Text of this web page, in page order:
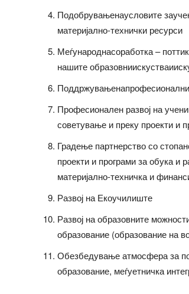
Подобрувањенаусловите
материјално-технички ресурси
Меѓународнасоработка –
нашите
Професионален развој на
советување и преку проекти и
Градење партнерство со
проекти и програми за обука и
материјално-техничка и
Развој на Екоучилиште
Развој на образовните
образование (образование на
Обезбедување атмосфера за
образование, меѓуетничка